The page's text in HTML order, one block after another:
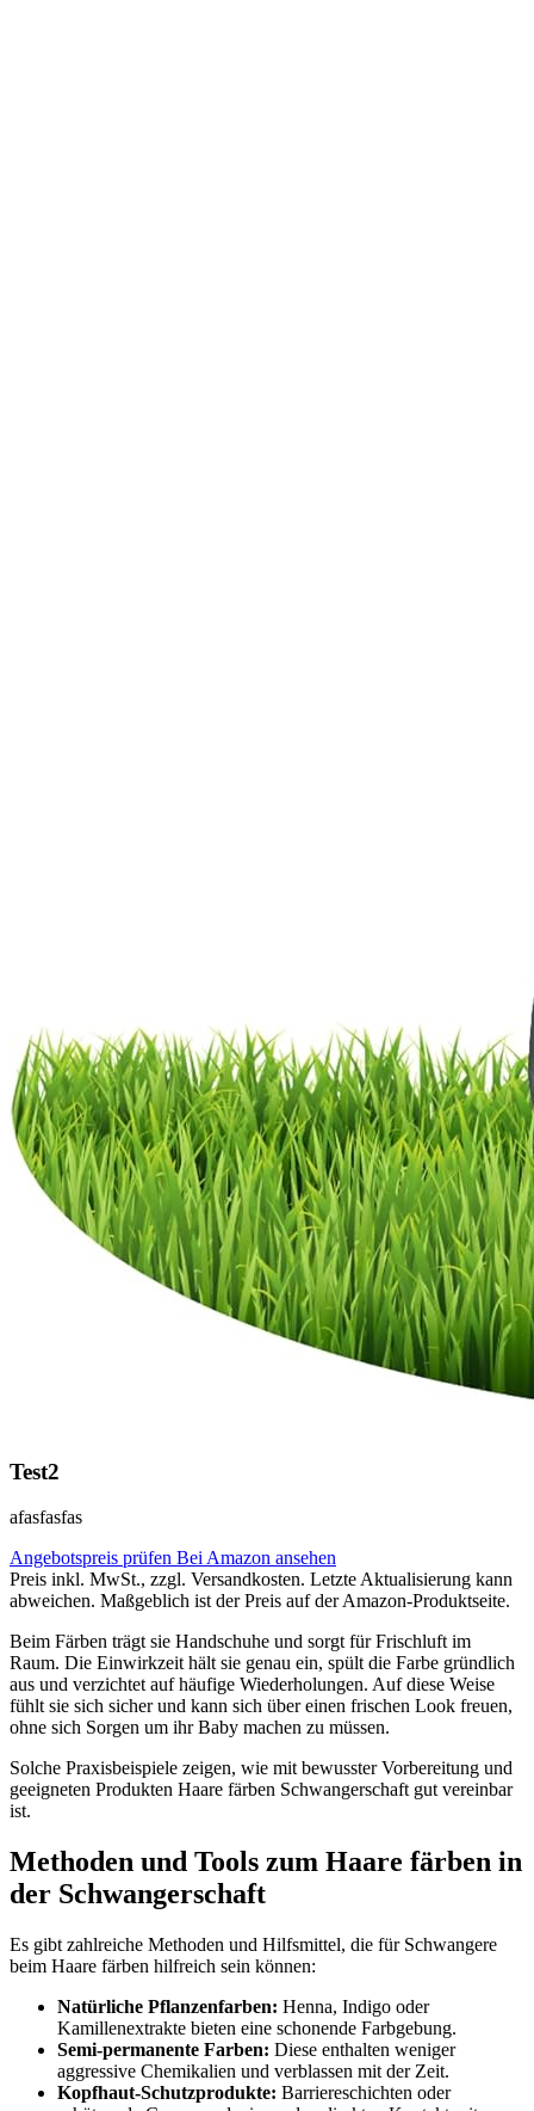
Test2
afasfasfas
Angebotspreis prüfen Bei Amazon ansehen
Preis inkl. MwSt., zzgl. Versandkosten. Letzte Aktualisierung kann
abweichen. Maßgeblich ist der Preis auf der Amazon-Produktseite.
Beim Färben trägt sie Handschuhe und sorgt für Frischluft im
Raum. Die Einwirkzeit hält sie genau ein, spült die Farbe gründlich
aus und verzichtet auf häufige Wiederholungen. Auf diese Weise
fühlt sie sich sicher und kann sich über einen frischen Look freuen,
ohne sich Sorgen um ihr Baby machen zu müssen.
Solche Praxisbeispiele zeigen, wie mit bewusster Vorbereitung und
geeigneten Produkten Haare färben Schwangerschaft gut vereinbar
ist.
Methoden und Tools zum Haare färben in
der Schwangerschaft
Es gibt zahlreiche Methoden und Hilfsmittel, die für Schwangere
beim Haare färben hilfreich sein können:
Natürliche Pflanzenfarben: Henna, Indigo oder
Kamillenextrakte bieten eine schonende Farbgebung.
Semi-permanente Farben: Diese enthalten weniger
aggressive Chemikalien und verblassen mit der Zeit.
Kopfhaut-Schutzprodukte: Barriereschichten oder